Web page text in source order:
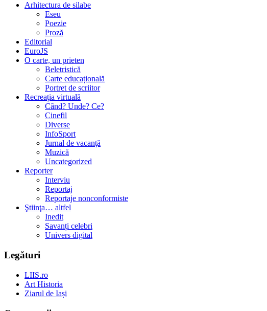
Arhitectura de silabe
Eseu
Poezie
Proză
Editorial
EuroJS
O carte, un prieten
Beletristică
Carte educațională
Portret de scriitor
Recreația virtuală
Când? Unde? Ce?
Cinefil
Diverse
InfoSport
Jurnal de vacanţă
Muzică
Uncategorized
Reporter
Interviu
Reportaj
Reportaje nonconformiste
Ştiinţa… altfel
Inedit
Savanți celebri
Univers digital
Legături
LIIS.ro
Art Historia
Ziarul de Iași